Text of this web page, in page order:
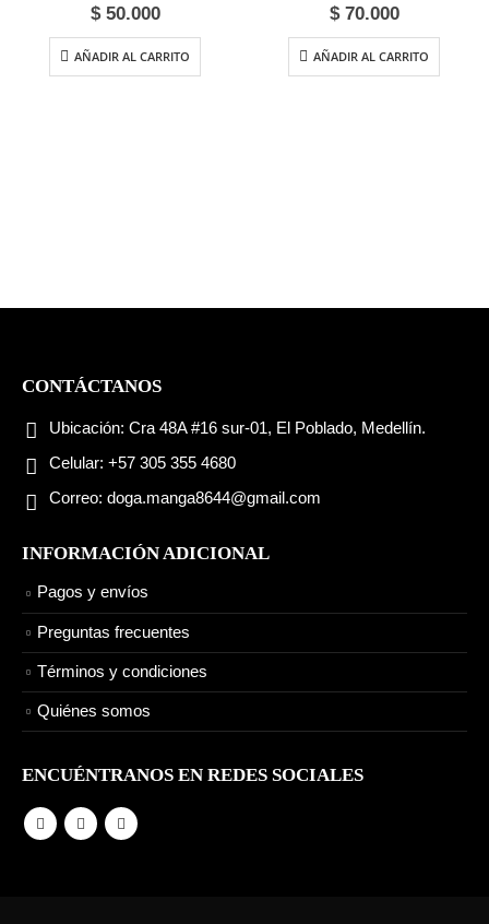
$50.000
AÑADIR AL CARRITO
$70.000
AÑADIR AL CARRITO
CONTÁCTANOS
Ubicación: Cra 48A #16 sur-01, El Poblado, Medellín.
Celular: +57 305 355 4680
Correo: doga.manga8644@gmail.com
INFORMACIÓN ADICIONAL
Pagos y envíos
Preguntas frecuentes
Términos y condiciones
Quiénes somos
ENCUÉNTRANOS EN REDES SOCIALES